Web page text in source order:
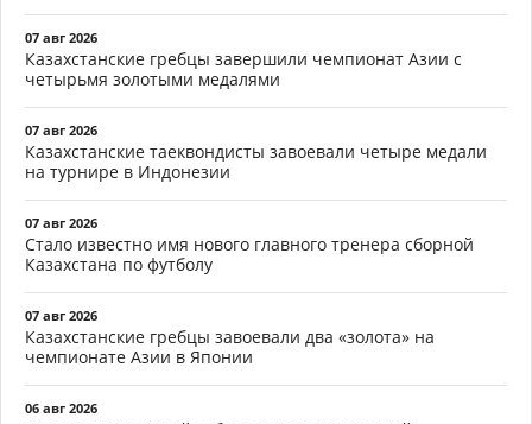
07 авг 2026
Казахстанские гребцы завершили чемпионат Азии с
четырьмя золотыми медалями
07 авг 2026
Казахстанские таеквондисты завоевали четыре медали
на турнире в Индонезии
07 авг 2026
Стало известно имя нового главного тренера сборной
Казахстана по футболу
07 авг 2026
Казахстанские гребцы завоевали два «золота» на
чемпионате Азии в Японии
06 авг 2026